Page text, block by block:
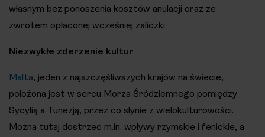
własnym bez ponoszenia kosztów anulacji oraz ze
zwrotem opłaconej wcześniej zaliczki.
Niezwykłe zderzenie kultur
Malta, jeden z najszczęśliwszych krajów na świecie,
położona jest w sercu Morza Śródziemnego pomiędzy
Sycylią a Tunezją, przez co słynie z wielokulturowości.
Można tutaj dostrzec m.in. wpływy rzymskie i fenickie, a